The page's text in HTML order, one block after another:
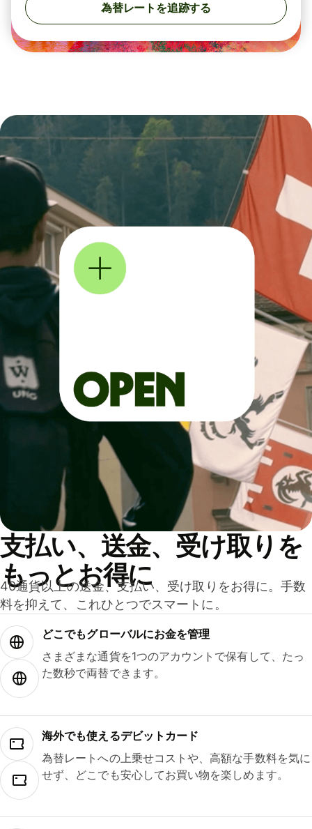
為替レートを追跡する
支払い、送金、受け取りを
もっとお得に
40通貨以上の送金、支払い、受け取りをお得に。手数
料を抑えて、これひとつでスマートに。
どこでもグ⁠ロ⁠ー⁠バ⁠ルにお金を管理
さまざまな通貨を1つのアカウントで保有して、たっ
た数秒で両替できます。
海外でも使えるデビットカード
為替レートへの上乗せコストや、高額な手数料を気に
せず、どこでも安心してお買い物を楽しめます。